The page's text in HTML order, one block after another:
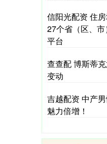
信阳光配资 住
27个省（区、
平台
查查配 博斯蒂
变动
吉越配资 中产
魅力倍增！